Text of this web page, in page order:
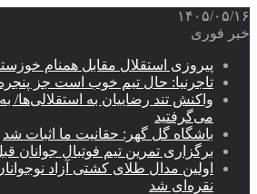
۱۴۰۵/۰۵/۱۶
خبر فوری
پیروزی استقلال مقابل همنام
تاجرنیا: حال تیم خوب است جز
واکنش تند رضاییان به استقلالی‌ها/
می‌گرفتید
باشگاه گل گهر: حقانیت ما اثبات شد
برگزاری تمرین تیم فوتبال جوانان
اولین مدال طلای کشتی آزاد
نقره‌ای شد